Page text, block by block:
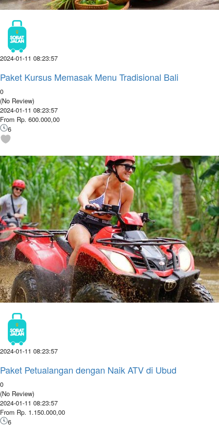
2024-01-11 08:23:57
Paket Kursus Memasak Menu Tradisional Bali
0
(No Review)
2024-01-11 08:23:57
From Rp. 600.000,00
6
2024-01-11 08:23:57
Paket Petualangan dengan Naik ATV di Ubud
0
(No Review)
2024-01-11 08:23:57
From Rp. 1.150.000,00
6